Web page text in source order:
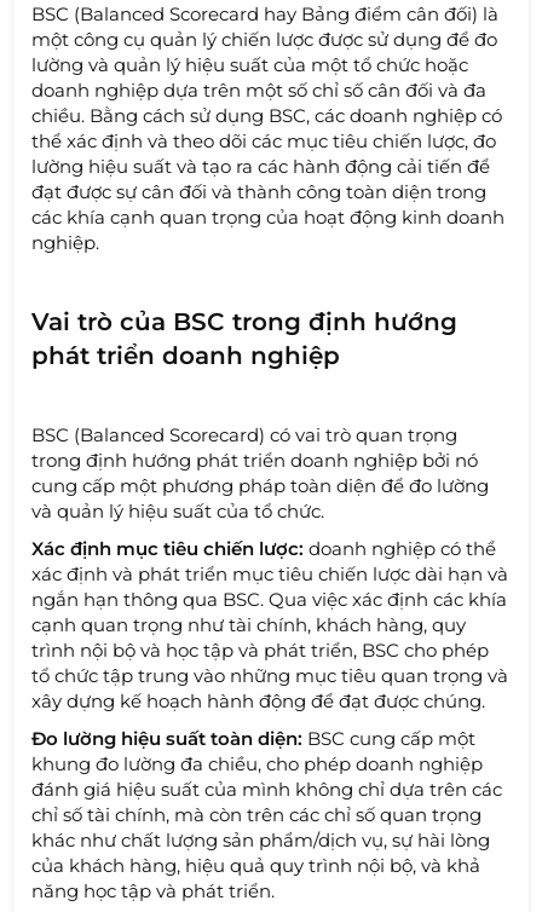
BSC (Balanced Scorecard hay Bảng điểm cân đối) là
một công cụ quản lý chiến lược được sử dụng để đo
lường và quản lý hiệu suất của một tổ chức hoặc
doanh nghiệp dựa trên một số chỉ số cân đối và đa
chiều. Bằng cách sử dụng BSC, các doanh nghiệp có
thể xác định và theo dõi các mục tiêu chiến lược, đo
lường hiệu suất và tạo ra các hành động cải tiến để
đạt được sự cân đối và thành công toàn diện trong
các khía cạnh quan trọng của hoạt động kinh doanh
nghiệp.
Vai trò của BSC trong định hướng
phát triển doanh nghiệp
BSC (Balanced Scorecard) có vai trò quan trọng
trong định hướng phát triển doanh nghiệp bởi nó
cung cấp một phương pháp toàn diện để đo lường
và quản lý hiệu suất của tổ chức.
Xác định mục tiêu chiến lược: doanh nghiệp có thể
xác định và phát triển mục tiêu chiến lược dài hạn và
ngắn hạn thông qua BSC. Qua việc xác định các khía
cạnh quan trọng như tài chính, khách hàng, quy
trình nội bộ và học tập và phát triển, BSC cho phép
tổ chức tập trung vào những mục tiêu quan trọng và
xây dựng kế hoạch hành động để đạt được chúng.
Đo lường hiệu suất toàn diện: BSC cung cấp một
khung đo lường đa chiều, cho phép doanh nghiệp
đánh giá hiệu suất của mình không chỉ dựa trên các
chỉ số tài chính, mà còn trên các chỉ số quan trọng
khác như chất lượng sản phẩm/dịch vụ, sự hài lòng
của khách hàng, hiệu quả quy trình nội bộ, và khả
năng học tập và phát triển.